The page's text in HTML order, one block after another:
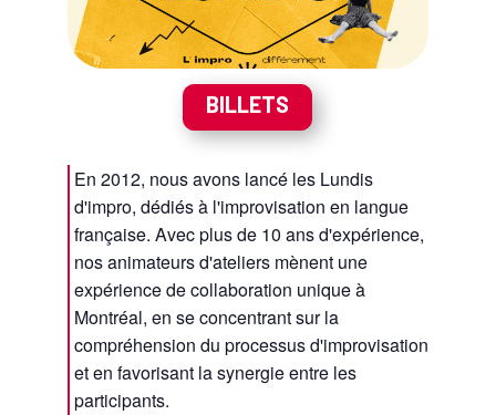
BILLETS
En 2012, nous avons lancé les Lundis
d'impro, dédiés à l'improvisation en langue
française. Avec plus de 10 ans d'expérience,
nos animateurs d'ateliers mènent une
expérience de collaboration unique à
Montréal, en se concentrant sur la
compréhension du processus d'improvisation
et en favorisant la synergie entre les
participants.